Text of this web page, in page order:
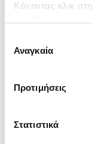
Κάνοντας κλικ
ενδιαφέρουν και
συγκατάθεσης
Αναγκαία
Προτιμήσεις
Στατιστικά